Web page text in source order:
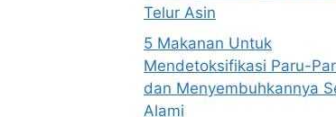
Telur Asin
5 Makanan Untuk
Mendetoksifikasi Paru-
dan Menyembuhkannya
Alami